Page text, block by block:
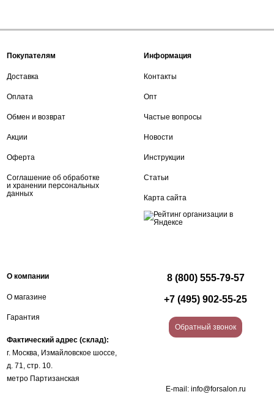
Покупателям
Доставка
Оплата
Обмен и возврат
Акции
Оферта
Соглашение об обработке
и хранении персональных
данных
Информация
Контакты
Опт
Частые вопросы
Новости
Инструкции
Статьи
Карта сайта
О компании
О магазине
Гарантия
Фактический адрес (склад):
г. Москва, Измайловское шоссе,
д. 71, стр. 10.
метро Партизанская
8 (800) 555-79-57
+7 (495) 902-55-25
Обратный звонок
E-mail: info@forsalon.ru